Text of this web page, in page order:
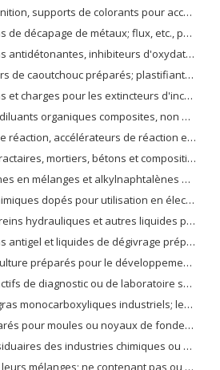
coloration, la fixation de colorants, d'autres produits et préparations, des types utilisés dans les industries du textile, du papier, du cuir ou similaires, n.c.a. ou inclus
le brasage; poudres à souder, pâtes de métal et autres matériaux; préparations utilisées comme noyaux ou revêtements pour électrodes ou baguettes de soudage
gomme, améliorants de viscosité, préparations anticorrosives et similaires, pour huiles minérales (y compris l'essence) ou autres liquides utilisés aux mêmes fins
pour le caoutchouc ou les matières plastiques, n.c.a. ou inclus; préparations antioxydantes et autres stabilisateurs composites pour le caoutchouc ou les matières plastiques
les extincteurs d'incendie; grenades d'extinction d'incendie chargées
non dénommés ni compris ailleurs; décapants de peinture ou de vernis préparés
de réaction et préparations catalytiques n.c.a. ou inclus
bétons et compositions similaires; autres que les produits du no. 3801
et alkylnaphtalènes en mélanges, autres que ceux du no. 2707 ou 2902
électronique, sous forme de disques, de plaquettes ou de formes similaires; composés chimiques dopés pour utilisation en électronique
pour transmissions hydrauliques, ne contenant pas ou contenant moins de 70% en poids d'huiles de pétrole ou de minéraux bitumineux
et liquides de dégivrage préparés
ou le maintien de micro-organismes (y compris les virus et analogues) ou de cellules végétales, humaines ou animales
et réactifs de diagnostic ou de laboratoire préparés, même présentés sur un support, autres que ceux du no. 3002 ou 3006; matériau de référence certifié
industriels; les huiles acides provenant du raffinage; alcools gras industriels
chimiques et préparations des industries chimiques ou des industries connexes (y compris celles consistant en mélanges de produits naturels), non dénommés ni compris ailleurs
des industries connexes, non dénommés ni compris ailleurs; déchets municipaux; les boues d'épuration; autres produits résiduels.
pas ou contenant moins de 70% en poids d'huiles de pétrole ou de minéraux bitumineux